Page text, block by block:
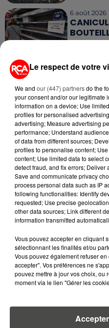
6 août 2026
5 août 2026
PLUS
ALERTE
5 août 2026
RETROUVEZ TOUTE
RECEVEZ LES
EN TÉLÉCHARGEANT
LA RÉDACTION
Le respect de votre
We and our (447) partnersdo the
your consent and/or our legitimate
information on a device; Use
profiles for personalised
advertising; Measure advertising
performance; Understand
of data from different sources;
profiles to personalise content;
content; Use limited data to select
detect fraud, and fix errors;
Save and communicate privacy
process personal data such as IP
following functionalities: Identify
requested; Use precise
other data sources; Link different
information transmitted
Vous pouvez accepter en cliquant
sélectionnant les finalités et/ou
Vous pouvez également refuser
accepter". Vos préférences ne
pouvez mettre à jour vos choix, ou
moment via le lien "Gérer les